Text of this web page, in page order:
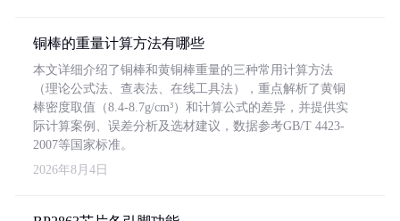
铜棒的重量计算方法有哪些
本文详细介绍了铜棒和黄铜棒重量的三种常用计算方法
（理论公式法、查表法、在线工具法），重点解析了黄铜
棒密度取值（8.4-8.7g/cm³）和计算公式的差异，并提供实
际计算案例、误差分析及选材建议，数据参考GB/T 4423-
2007等国家标准。
2026年8月4日